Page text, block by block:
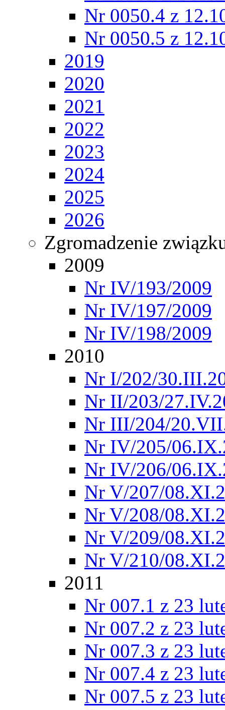
Nr 0050.4 z
Nr 0050.5 z
2019
2020
2021
2022
2023
2024
2025
2026
Zgromadzenie
2009
Nr IV/193/2009
Nr IV/197/2009
Nr IV/198/2009
2010
Nr I/202/
Nr II/203/
Nr III/204/
Nr IV/205/
Nr IV/206/
Nr V/207/
Nr V/208/
Nr V/209/
Nr V/210/
2011
Nr 007.1 z 23
Nr 007.2 z 23
Nr 007.3 z 23
Nr 007.4 z 23
Nr 007.5 z 23